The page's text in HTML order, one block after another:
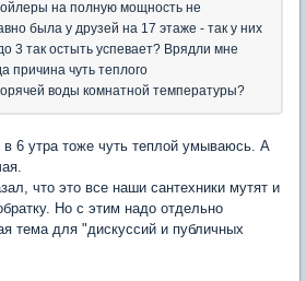
на полную мощность не
была у друзей на 17 этаже - так у них
3 так остыть успевает? Врядли мне
причина чуть теплого
воды комнатной температуры?
6 утра тоже чуть теплой умываюсь. А
что это все наши сантехники мутят и
Но с этим надо отдельно
тема для "дискуссий и публичных